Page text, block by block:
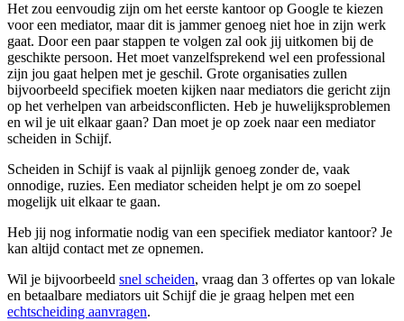
Het zou eenvoudig zijn om het eerste kantoor op Google te kiezen
voor een mediator, maar dit is jammer genoeg niet hoe in zijn werk
gaat. Door een paar stappen te volgen zal ook jij uitkomen bij de
geschikte persoon. Het moet vanzelfsprekend wel een professional
zijn jou gaat helpen met je geschil. Grote organisaties zullen
bijvoorbeeld specifiek moeten kijken naar mediators die gericht zijn
op het verhelpen van arbeidsconflicten. Heb je huwelijksproblemen
en wil je uit elkaar gaan? Dan moet je op zoek naar een mediator
scheiden in Schijf.
Scheiden in Schijf is vaak al pijnlijk genoeg zonder de, vaak
onnodige, ruzies. Een mediator scheiden helpt je om zo soepel
mogelijk uit elkaar te gaan.
Heb jij nog informatie nodig van een specifiek mediator kantoor? Je
kan altijd contact met ze opnemen.
Wil je bijvoorbeeld snel scheiden, vraag dan 3 offertes op van lokale
en betaalbare mediators uit Schijf die je graag helpen met een
echtscheiding aanvragen.